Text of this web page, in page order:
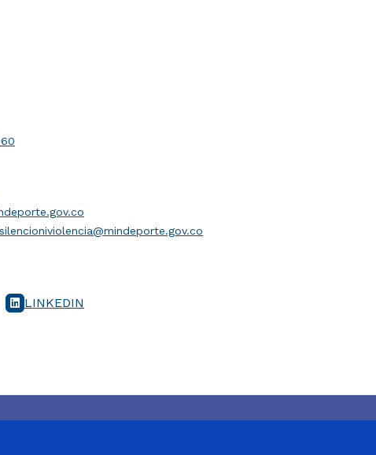
LINKEDIN